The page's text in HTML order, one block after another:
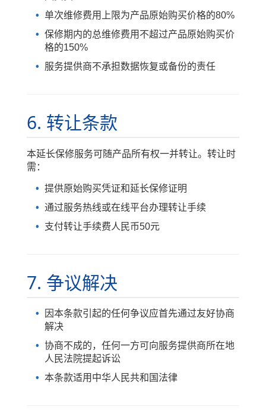
单次维修费用上限为产品原始购买价格的80%
保修期内的总维修费用不超过产品原始购买价
格的150%
服务提供商不承担数据恢复或备份的责任
6. 转让条款
本延长保修服务可随产品所有权一并转让。转让时
需：
提供原始购买凭证和延长保修证明
通过服务热线或在线平台办理转让手续
支付转让手续费人民币50元
7. 争议解决
因本条款引起的任何争议应首先通过友好协商
解决
协商不成的，任何一方可向服务提供商所在地
人民法院提起诉讼
本条款适用中华人民共和国法律